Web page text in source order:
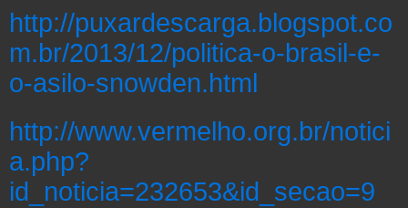
http://puxardescarga.blogspot.co
m.br/2013/12/politica-o-brasil-e-
o-asilo-snowden.html
http://www.vermelho.org.br/notici
a.php?
id_noticia=232653&id_secao=9